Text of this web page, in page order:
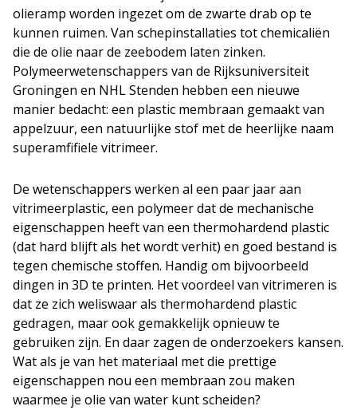
olieramp worden ingezet om de zwarte drab op te
kunnen ruimen. Van schepinstallaties tot chemicaliën
die de olie naar de zeebodem laten zinken.
Polymeerwetenschappers van de Rijksuniversiteit
Groningen en NHL Stenden hebben een nieuwe
manier bedacht: een plastic membraan gemaakt van
appelzuur, een natuurlijke stof met de heerlijke naam
superamfifiele vitrimeer.
De wetenschappers werken al een paar jaar aan
vitrimeerplastic, een polymeer dat de mechanische
eigenschappen heeft van een thermohardend plastic
(dat hard blijft als het wordt verhit) en goed bestand is
tegen chemische stoffen. Handig om bijvoorbeeld
dingen in 3D te printen. Het voordeel van vitrimeren is
dat ze zich weliswaar als thermohardend plastic
gedragen, maar ook gemakkelijk opnieuw te
gebruiken zijn. En daar zagen de onderzoekers kansen.
Wat als je van het materiaal met die prettige
eigenschappen nou een membraan zou maken
waarmee je olie van water kunt scheiden?